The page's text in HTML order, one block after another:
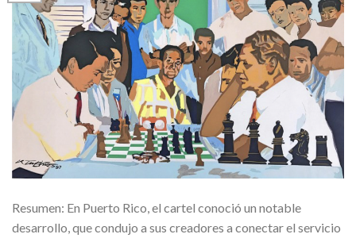
Resumen: En Puerto Rico, el cartel conoció un notable
desarrollo, que condujo a sus creadores a conectar el servicio